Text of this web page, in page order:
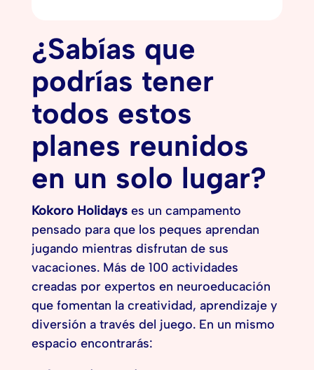
¿Sabías que
podrías tener
todos estos
planes reunidos
en un solo lugar?
Kokoro Holidays es un campamento
pensado para que los peques aprendan
jugando mientras disfrutan de sus
vacaciones. Más de 100 actividades
creadas por expertos en neuroeducación
que fomentan la creatividad, aprendizaje y
diversión a través del juego. En un mismo
espacio encontrarás: